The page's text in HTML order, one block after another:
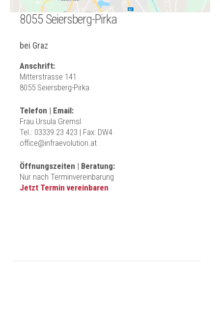
8055 Seiersberg-Pirka
bei Graz
Anschrift:
Mitterstrasse 141
8055 Seiersberg-Pirka
Telefon | Email:
Frau Ursula Gremsl
Tel.: 03339 23 423 | Fax: DW4
office@infraevolution.at
Öffnungszeiten | Beratung:
Nur nach Terminvereinbarung
Jetzt Termin vereinbaren